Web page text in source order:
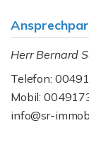
Herr Bernard
Telefon:
Mobil:
info@sr-